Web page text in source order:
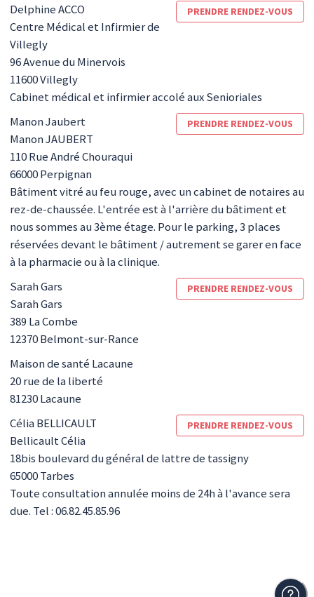
DelphineACCO PRENDRE RENDEZ-VOUS
Centre Médical et Infirmier de
Villegly
96 Avenue du Minervois
11600Villegly
Cabinet médical et infirmier accolé aux Senioriales
ManonJaubert PRENDRE RENDEZ-VOUS
Manon JAUBERT
110 Rue André Chouraqui
66000Perpignan
Bâtiment vitré au feu rouge, avec un cabinet de notaires au
rez-de-chaussée. L'entrée est à l'arrière du bâtiment et
nous sommes au 3ème étage. Pour le parking, 3 places
réservées devant le bâtiment / autrement se garer en face
à la pharmacie ou à la clinique.
SarahGars PRENDRE RENDEZ-VOUS
Sarah Gars
389 La Combe
12370Belmont-sur-Rance
Maison de santé Lacaune
20 rue de la liberté
81230Lacaune
CéliaBELLICAULT PRENDRE RENDEZ-VOUS
Bellicault Célia
18bis boulevard du général de lattre de tassigny
65000Tarbes
Toute consultation annulée moins de 24h à l'avance sera
due. Tel : 06.82.45.85.96